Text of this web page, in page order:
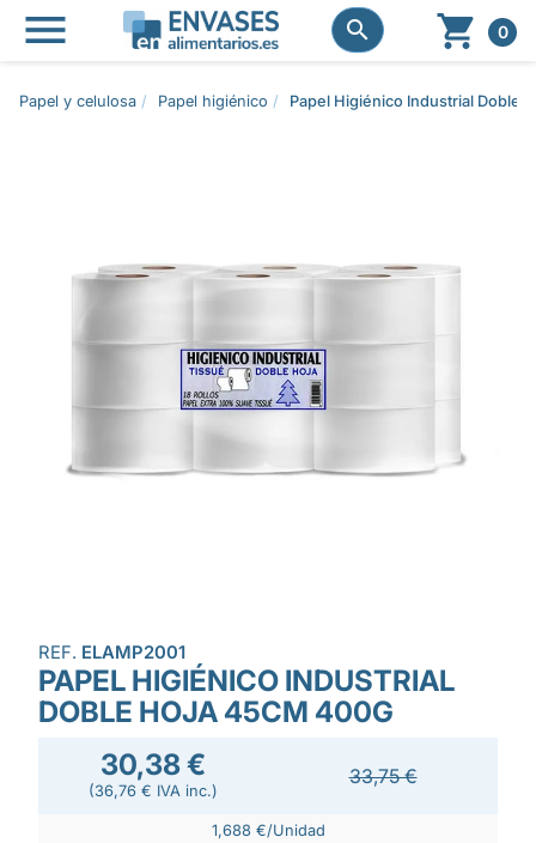
 
  0
Papel y celulosa Papel higiénico Papel Higiénico Industrial Doble
REF. ELAMP2001
PAPEL HIGIÉNICO INDUSTRIAL
DOBLE HOJA 45CM 400G
30,38 €
(36,76 € IVA inc.)
33,75 €
1,688 €/Unidad